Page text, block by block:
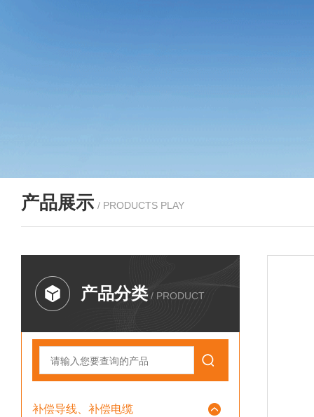
产品展示 / PRODUCTS PLAY
产品分类 / PRODUCT
补偿导线、补偿电缆